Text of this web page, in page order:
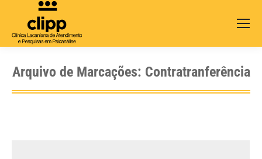
Arquivo de Marcações: Contratranferência